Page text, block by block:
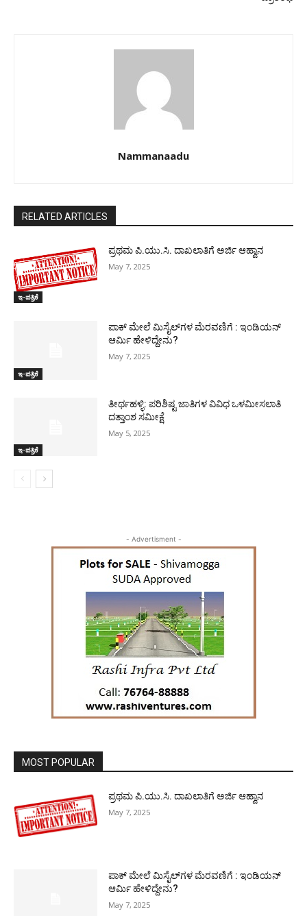
Nammanaadu
RELATED ARTICLES
ಇ-ಪತ್ರಿಕೆ
ಪ್ರಥಮ ಪಿ.ಯು.ಸಿ. ದಾಖಲಾತಿಗೆ ಅರ್ಜಿ ಆಹ್ವಾನ
May 7, 2025
ಇ-ಪತ್ರಿಕೆ
ಪಾಕ್​ ಮೇಲೆ ಮಿಸೈಲ್​ಗಳ ಮೆರವಣಿಗೆ : ಇಂಡಿಯನ್
ಆರ್ಮಿ ಹೇಳಿದ್ದೇನು?
May 7, 2025
ಇ-ಪತ್ರಿಕೆ
ತೀರ್ಥಹಳ್ಳಿ: ಪರಿಶಿಷ್ಟ ಜಾತಿಗಳ ವಿವಿಧ ಒಳಮೀಸಲಾತಿ
ದತ್ತಾಂಶ ಸಮೀಕ್ಷೆ
May 5, 2025
- Advertisment -
MOST POPULAR
ಪ್ರಥಮ ಪಿ.ಯು.ಸಿ. ದಾಖಲಾತಿಗೆ ಅರ್ಜಿ ಆಹ್ವಾನ
May 7, 2025
ಪಾಕ್​ ಮೇಲೆ ಮಿಸೈಲ್​ಗಳ ಮೆರವಣಿಗೆ : ಇಂಡಿಯನ್
ಆರ್ಮಿ ಹೇಳಿದ್ದೇನು?
May 7, 2025